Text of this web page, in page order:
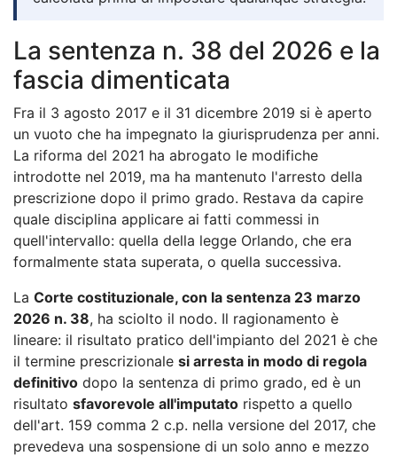
La sentenza n. 38 del 2026 e la
fascia dimenticata
Fra il 3 agosto 2017 e il 31 dicembre 2019 si è aperto
un vuoto che ha impegnato la giurisprudenza per anni.
La riforma del 2021 ha abrogato le modifiche
introdotte nel 2019, ma ha mantenuto l'arresto della
prescrizione dopo il primo grado. Restava da capire
quale disciplina applicare ai fatti commessi in
quell'intervallo: quella della legge Orlando, che era
formalmente stata superata, o quella successiva.
La Corte costituzionale, con la sentenza 23 marzo
2026 n. 38, ha sciolto il nodo. Il ragionamento è
lineare: il risultato pratico dell'impianto del 2021 è che
il termine prescrizionale si arresta in modo di regola
definitivo dopo la sentenza di primo grado, ed è un
risultato sfavorevole all'imputato rispetto a quello
dell'art. 159 comma 2 c.p. nella versione del 2017, che
prevedeva una sospensione di un solo anno e mezzo